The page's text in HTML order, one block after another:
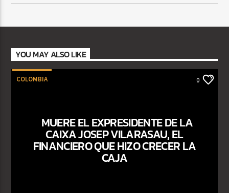
YOU MAY ALSO LIKE
COLOMBIA 0
MUERE EL EXPRESIDENTE DE LA
CAIXA JOSEP VILARASAU, EL
FINANCIERO QUE HIZO CRECER LA
CAJA